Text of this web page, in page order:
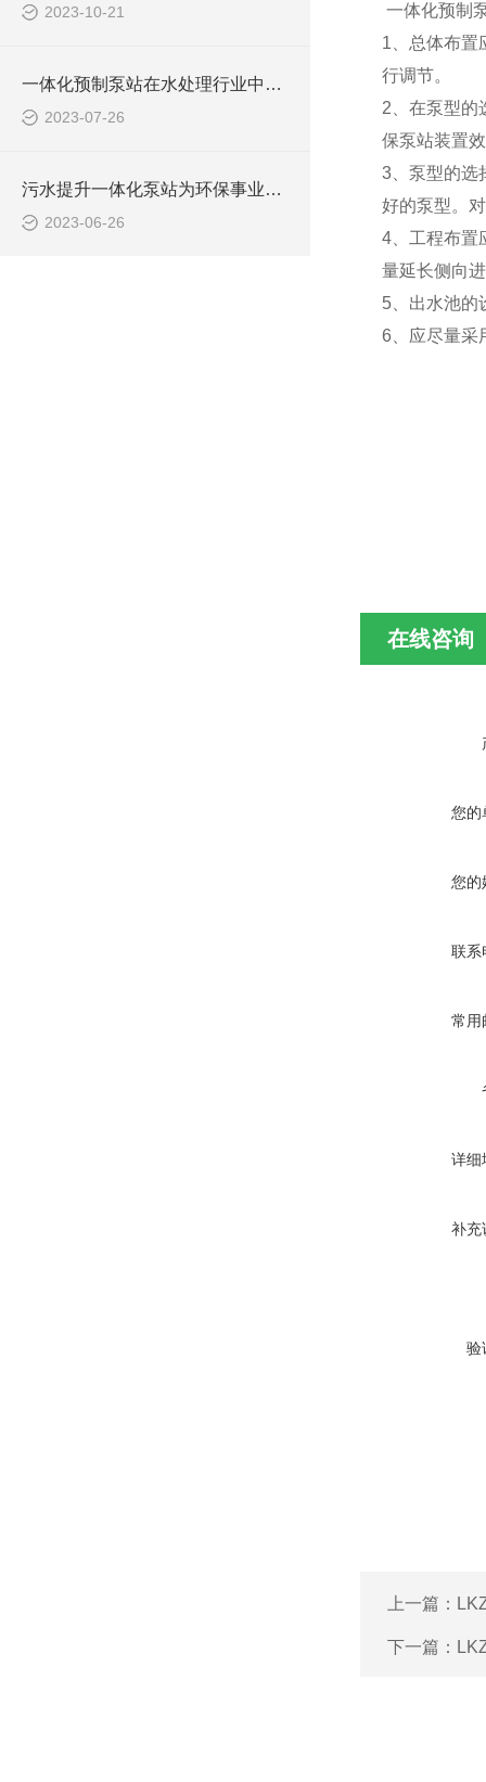
2023-10-21
一体化预制泵站在水处理行业中的应用
2023-07-26
污水提升一体化泵站为环保事业做出了哪些贡献？
2023-06-26
一体化预制
1、总体布置
行调节。
2、在泵型的
保泵站装置
3、泵型的选
好的泵型。
4、工程布置
量延长侧向
5、出水池的
6、应尽量采
在线咨询
您的
您的
联系
常用
详细
补充
验
上一篇：
下一篇：